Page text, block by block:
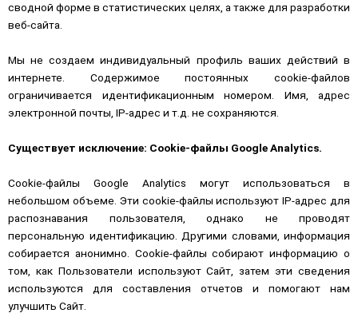
сводной форме в статистических целях, а также для разработки
веб-сайта.
Мы не создаем индивидуальный профиль ваших действий в
интернете. Содержимое постоянных cookie-файлов
ограничивается идентификационным номером. Имя, адрес
электронной почты, IP-адрес и т.д. не сохраняются.
Существует исключение: Cookie-файлы Google Analytics.
Cookie-файлы Google Analytics могут использоваться в
небольшом объеме. Эти cookie-файлы используют IP-адрес для
распознавания пользователя, однако не проводят
персональную идентификацию. Другими словами, информация
собирается анонимно. Cookie-файлы собирают информацию о
том, как Пользователи используют Сайт, затем эти сведения
используются для составления отчетов и помогают нам
улучшить Сайт.